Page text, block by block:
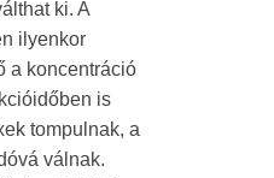
ki. A
ilyenkor
a koncentráció
is
tompulnak, a
válnak.